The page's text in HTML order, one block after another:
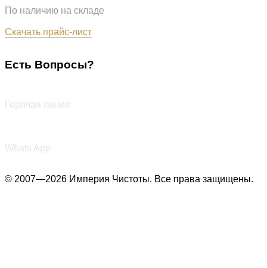
По наличию на складе
Скачать прайс-лист
Есть Вопросы?
Горячая линия
Whats App
© 2007—2026 Империя Чистоты. Все права защищены.